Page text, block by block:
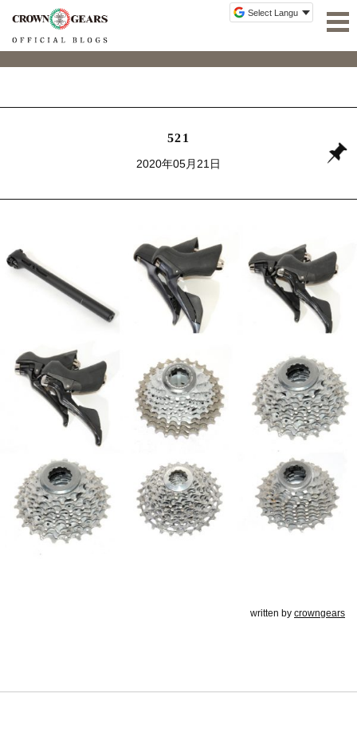
521
2020年05月21日
written by crowngears